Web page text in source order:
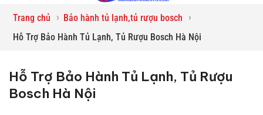
Trang chủ › Bảo hành tủ lạnh,tủ rượu bosch ›
Hỗ Trợ Bảo Hành Tủ Lạnh, Tủ Rượu Bosch Hà Nội
Hỗ Trợ Bảo Hành Tủ Lạnh, Tủ Rượu
Bosch Hà Nội